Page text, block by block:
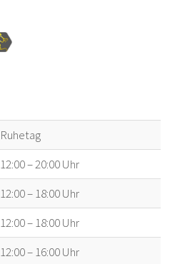
Ruhetag
12:00 – 20:00 Uhr
12:00 – 18:00 Uhr
12:00 – 18:00 Uhr
12:00 – 16:00 Uhr